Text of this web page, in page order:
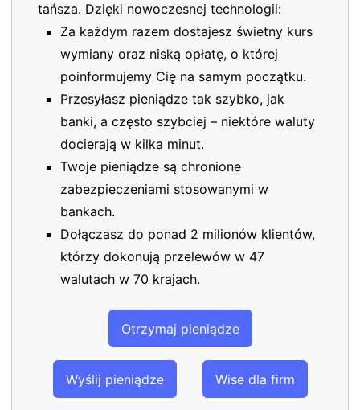
tańsza. Dzięki nowoczesnej technologii:
Za każdym razem dostajesz świetny kurs
wymiany oraz niską opłatę, o której
poinformujemy Cię na samym początku.
Przesyłasz pieniądze tak szybko, jak
banki, a często szybciej – niektóre waluty
docierają w kilka minut.
Twoje pieniądze są chronione
zabezpieczeniami stosowanymi w
bankach.
Dołączasz do ponad 2 milionów klientów,
którzy dokonują przelewów w 47
walutach w 70 krajach.
Otrzymaj pieniądze
Wyślij pieniądze Wise dla firm